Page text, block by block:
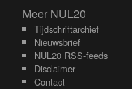
Meer NUL20
Meer NUL20
Tijdschriftarchief
Nieuwsbrief
NUL20 RSS-feeds
Disclaimer
Contact